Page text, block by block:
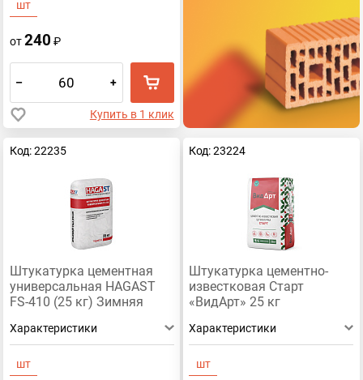
шт
от240 ₽
– +
Купить в 1 клик
Код: 22235
Штукатурка цементная
универсальная HAGAST
FS-410 (25 кг) Зимняя
Характеристики
шт
Код: 23224
Штукатурка цементно-
известковая Старт
«ВидАрт» 25 кг
Характеристики
шт